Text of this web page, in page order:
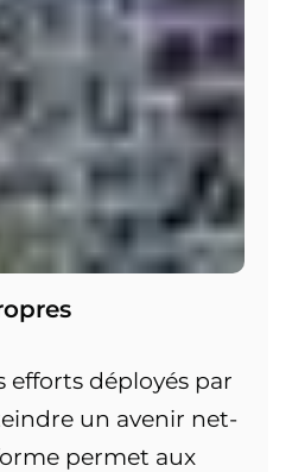
efforts déployés par
un avenir net-
permet aux